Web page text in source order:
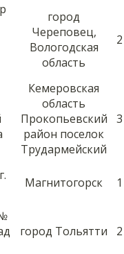
город
Череповец,
Вологодская
область
2
Кемеровская
область
Прокопьевский
район поселок
Трудармейский
3
Магнитогорск 1
город Тольятти 2